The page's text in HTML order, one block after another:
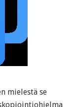
mielestä se